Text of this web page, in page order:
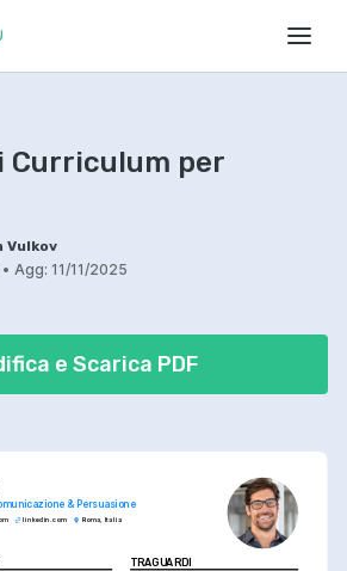
Curriculum per
Vulkov
• Agg: 11/11/2025
e Scarica PDF
& Persuasione
linkedin.com Roma, Italia
TRAGUARDI